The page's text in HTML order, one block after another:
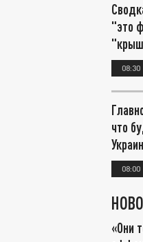
"это
08:30
что
08:00
«Они